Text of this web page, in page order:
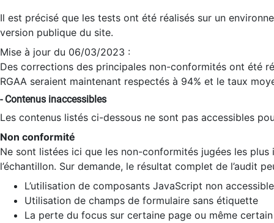
Il est précisé que les tests ont été réalisés sur un
version publique du site.
Mise à jour du 06/03/2023 :
Des corrections des principales non-conformités ont été
RGAA seraient maintenant respectés à 94% et le taux
- Contenus inaccessibles
Les contenus listés ci-dessous ne sont pas accessibles
Non conformité
Ne sont listées ici que les non-conformités jugées les
l’échantillon. Sur demande, le résultat complet de l’audit
L’utilisation de composants JavaScript non
Utilisation de champs de formulaire sans étiquette
La perte du focus sur certaine page ou même